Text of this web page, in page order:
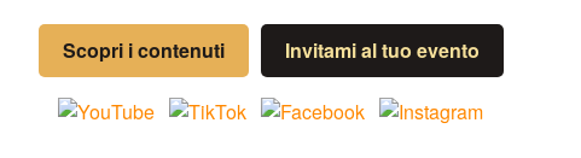
Scopri i contenuti Invitami al tuo evento